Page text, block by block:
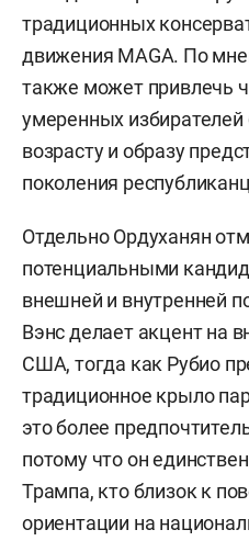
фракции, которые
кандидатов: это
Рубио и молчаливое
Джей Ди Венсом,
Трампа», — подчеркнул
Американист считает,
наибольшие шансы
республиканской
объединить разные
традиционных
движения MAGA. По
также может привлечь
умеренных
возрасту и образу
поколения